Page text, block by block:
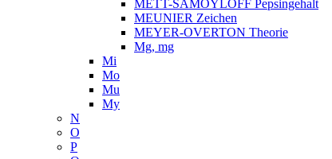
METT-SAMOYLOFF Pepsingehalt
MEUNIER Zeichen
MEYER-OVERTON Theorie
Mg, mg
Mi
Mo
Mu
My
N
O
P